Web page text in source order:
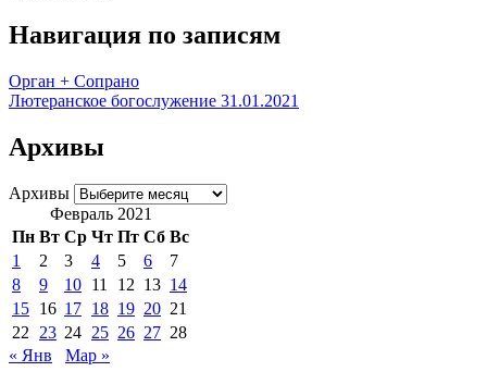
Навигация по записям
Орган + Сопрано
Лютеранское богослужение 31.01.2021
Архивы
Архивы
Февраль 2021
Пн Вт Ср Чт Пт Сб Вс
1
2 3 4 5 6
7
8
9 10 11 12 13 14
15 16 17 18 19 20 21
22
23 24 25 26 27 28
« Янв
Мар »